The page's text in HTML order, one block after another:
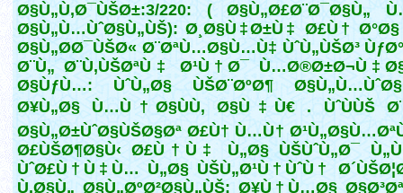
Ø§Ù„Ù‚Ø¯ÙŠØ±:3/220: ( Ø§Ù„Ø£Ø¨Ø¯Ø§Ù„
Ø§Ù„Ù…ÙˆØ§Ù„ÙŠ): Ø¸Ø§Ù‡Ø±Ù‡ Ø£Ù† Ø°Ø§
Ø§Ù„Ø­Ø¯ÙŠØ« Ø¨ØªÙ…Ø§Ù…Ù‡ ÙˆÙ„ÙŠØ³
Ø¨Ù„ Ø¨Ù‚ÙŠØªÙ‡ Ø¹Ù†Ø¯ Ù…Ø®Ø±Ø¬Ù‡
Ø§ÙƒÙ…: ÙˆÙ„Ø§ ÙŠØ¨ØºØ¶
Ø¥Ù„Ø§ Ù…Ù†Ø§ÙÙ‚ Ø§Ù‡Ù€ . ÙˆÙÙŠ
Ø§Ù„Ø±ÙˆØ§ÙŠØ§Øª Ø£Ù† Ù…Ù†
Ø£ÙŠØ¶Ø§Ù‹ Ø£Ù†Ù‡ Ù„Ø§ ÙŠÙˆÙ„Ø¯
ÙˆØ£Ù†Ù‡Ù… Ù„Ø§ ÙŠÙ„Ø¹Ù†ÙˆÙ†
Ù‚Ø§Ù„ Ø§Ù„ØºØ²Ø§Ù„ÙŠ: Ø¥Ù†Ù…Ø§